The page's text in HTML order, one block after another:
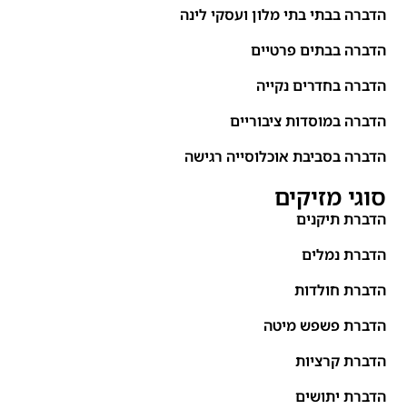
הדברה בבתי בתי מלון ועסקי לינה
הדברה בבתים פרטיים
הדברה בחדרים נקייה
הדברה במוסדות ציבוריים
הדברה בסביבת אוכלוסייה רגישה
סוגי מזיקים
הדברת תיקנים
הדברת נמלים
הדברת חולדות
הדברת פשפש מיטה
הדברת קרציות
הדברת יתושים